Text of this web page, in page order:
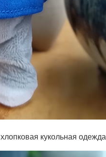
хлопковая кукольная одежда